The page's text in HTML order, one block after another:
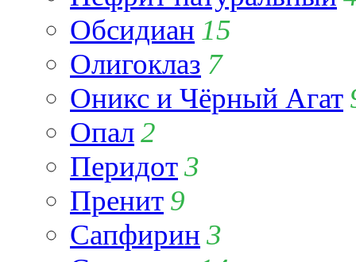
Обсидиан 15
Олигоклаз 7
Оникс и Чёрный Агат
Опал2
Перидот3
Пренит 9
Сапфирин 3